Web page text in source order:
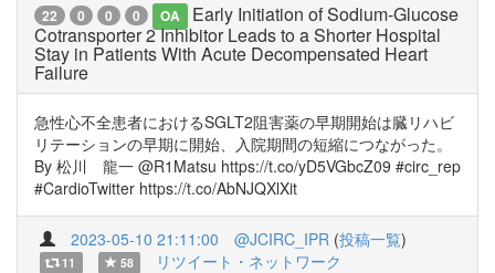
22 0 0 0 OA
Early Initiation of Sodium-Glucose
Cotransporter 2 Inhibitor Leads to a Shorter Hospital
Stay in Patients With Acute Decompensated Heart
Failure
急性心不全患者におけるSGLT2阻害薬の早期開始は臓リハビ
リテーションの早期に開始、入院期間の短縮につながった。
By 松川 龍一 @R1Matsu https://t.co/yD5VGbcZ09 #circ_rep
#CardioTwitter https://t.co/AbNJQXlXit
2023-05-10 21:11:00 @JCIRC_IPR (投稿一覧)
11 58 リツイート・ネットワーク